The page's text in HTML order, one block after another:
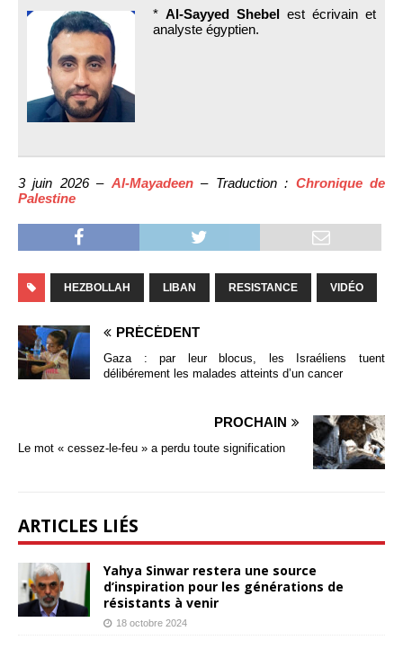
* Al-Sayyed Shebel est écrivain et
analyste égyptien.
3 juin 2026 – Al-Mayadeen– Traduction : Chronique de
Palestine
HEZBOLLAH LIBAN RESISTANCE VIDÉO
PRÉCÉDENT
Gaza : par leur blocus, les Israéliens tuent
délibérement les malades atteints d’un cancer
PROCHAIN
Le mot « cessez-le-feu » a perdu toute signification
ARTICLES LIÉS
Yahya Sinwar restera une source
d’inspiration pour les générations de
résistants à venir
18 octobre 2024